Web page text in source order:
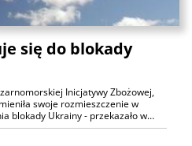
się do blokady
Inicjatywy Zbożowej,
swoje rozmieszczenie w
blokady Ukrainy - przekazało w…